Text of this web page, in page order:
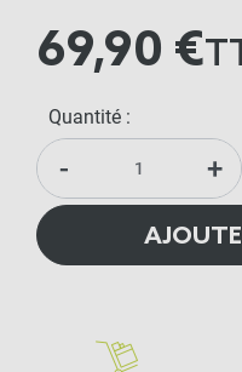
69,90 €
Quantité :
- +